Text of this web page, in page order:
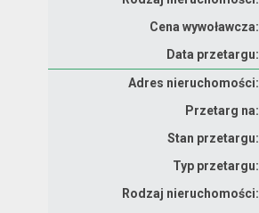
Cena wywoławcza:
Data przetargu:
Adres nieruchomości:
Przetarg na:
Stan przetargu:
Typ przetargu:
Rodzaj nieruchomości: